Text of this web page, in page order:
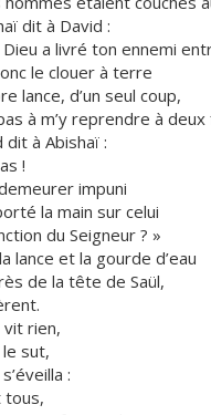
dit à David :
Dieu a livré ton ennemi
le clouer à terre
lance, d’un seul coup,
à m’y reprendre à deux
à Abishaï :
!
impuni
la main sur celui
du Seigneur ? »
lance et la gourde d’eau
de la tête de Saül,
vit rien,
sut,
:
tous,